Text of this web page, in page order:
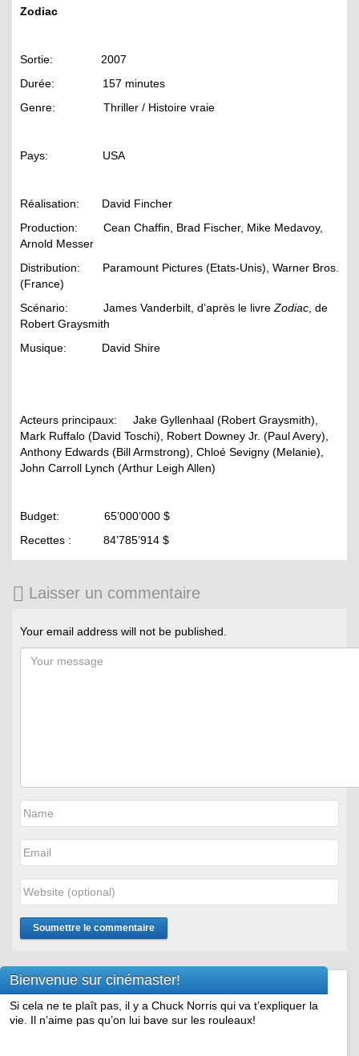
Zodiac
Sortie: 2007
Durée: 157 minutes
Genre: Thriller / Histoire vraie
Pays: USA
Réalisation: David Fincher
Production: Cean Chaffin, Brad Fischer, Mike Medavoy,
Arnold Messer
Distribution: Paramount Pictures (Etats-Unis), Warner Bros.
(France)
Scénario: James Vanderbilt, d’après le livreZodiac, de
Robert Graysmith
Musique: David Shire
Acteurs principaux: Jake Gyllenhaal (Robert Graysmith),
Mark Ruffalo (David Toschi), Robert Downey Jr. (Paul Avery),
Anthony Edwards (Bill Armstrong), Chloé Sevigny (Melanie),
John Carroll Lynch (Arthur Leigh Allen)
Budget: 65’000’000 $
Recettes : 84’785’914 $
Laisser un commentaire
Your email address will not be published.
Bienvenue sur cinémaster!
Si cela ne te plaît pas, il y a Chuck Norris qui va t’expliquer la
vie. Il n’aime pas qu’on lui bave sur les rouleaux!